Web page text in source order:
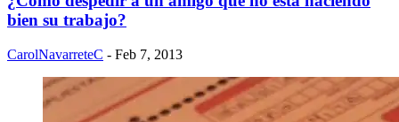
bien su trabajo?
CarolNavarreteC - Feb 7, 2013